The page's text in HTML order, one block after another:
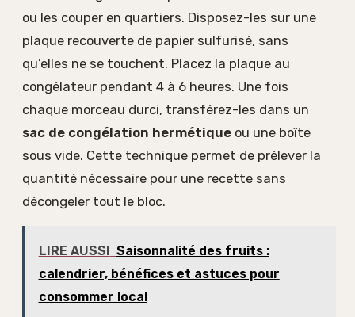
ou les couper en quartiers. Disposez-les sur une
plaque recouverte de papier sulfurisé, sans
qu’elles ne se touchent. Placez la plaque au
congélateur pendant 4 à 6 heures. Une fois
chaque morceau durci, transférez-les dans un
sac de congélation hermétique ou une boîte
sous vide. Cette technique permet de prélever la
quantité nécessaire pour une recette sans
décongeler tout le bloc.
LIRE AUSSI Saisonnalité des fruits :
calendrier, bénéfices et astuces pour
consommer local